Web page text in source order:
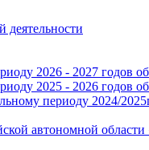
деятельности
2026 - 2027
2025 - 2026
периоду 2024/
автономной